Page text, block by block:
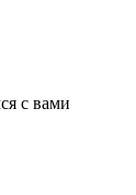
с вами